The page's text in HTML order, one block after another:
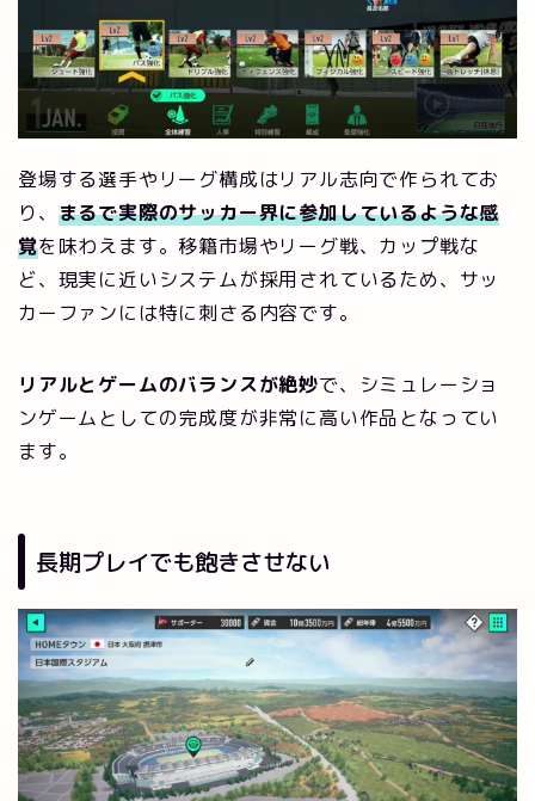
登場する選手やリーグ構成はリアル志向で作られてお
り、 まるで実際のサッカー界に参加しているような感
覚を味わえます。移籍市場やリーグ戦、カップ戦な
ど、現実に近いシステムが採用されているため、サッ
カーファンには特に刺さる内容です。
リアルとゲームのバランスが絶妙で、シミュレーショ
ンゲームとしての完成度が非常に高い作品となってい
ます。
長期プレイでも飽きさせない